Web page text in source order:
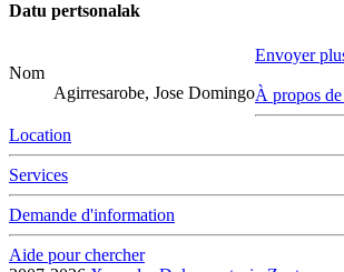
Datu pertsonalak
Nom
Agirresarobe, Jose Domingo
Envoyer
À propos
Location
Services
Demande d'information
Aide pour chercher